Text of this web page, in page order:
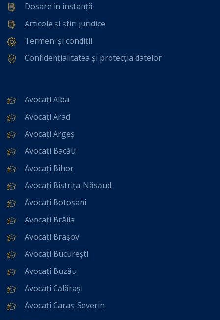
Dosare în instanță
Articole și știri juridice
Termeni și condiții
Confidențialitatea și protecția datelor
Avocați Alba
Avocați Arad
Avocați Argeș
Avocați Bacău
Avocați Bihor
Avocați Bistrița-Năsăud
Avocați Botoșani
Avocați Brăila
Avocați Brașov
Avocați București
Avocați Buzău
Avocați Călărași
Avocați Caraș-Severin